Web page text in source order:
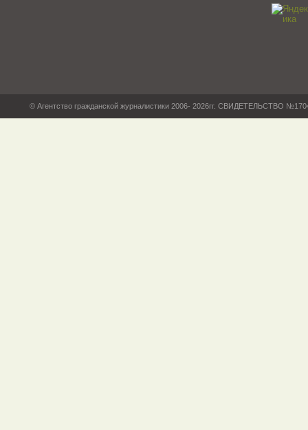
© Агентство гражданской журналистики 2006- 2026гг. СВИДЕТЕЛЬСТВО